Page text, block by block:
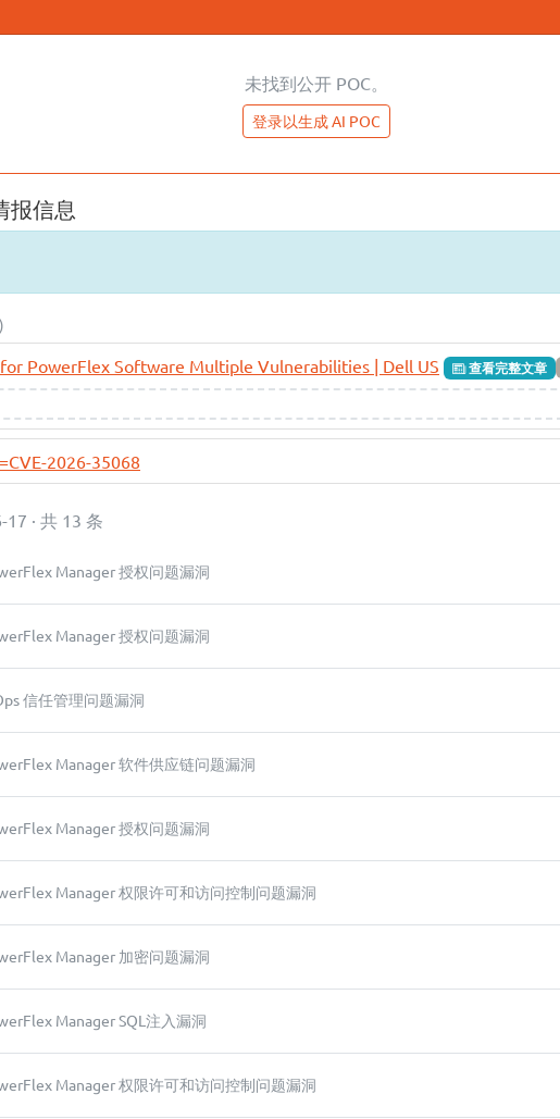
未找到公开 POC。
登录以生成 AI POC
报信息
PowerFlex Software Multiple Vulnerabilities | Dell US 查看完整文章
2026-35068
17 · 共 13 条
Manager 授权问题漏洞
Manager 授权问题漏洞
信任管理问题漏洞
Manager 软件供应链问题漏洞
Manager 授权问题漏洞
Manager 权限许可和访问控制问题漏洞
Manager 加密问题漏洞
Manager SQL注入漏洞
Manager 权限许可和访问控制问题漏洞